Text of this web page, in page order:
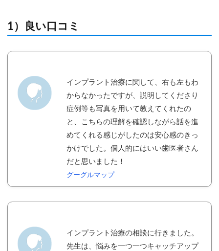
1）良い口コミ
インプラント治療に関して、右も左もわ
からなかったですが、説明してくださり
症例等も写真を用いて教えてくれたの
と、こちらの理解を確認しながら話を進
めてくれる感じがしたのは安心感のきっ
かけでした。個人的にはいい歯医者さん
だと思いました！
グーグルマップ
インプラント治療の相談に行きました。
先生は、悩みを一つ一つキャッチアップ